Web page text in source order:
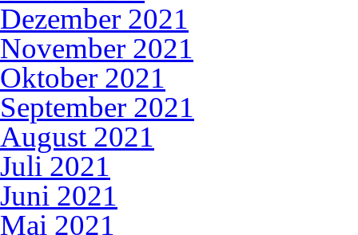
Dezember 2021
November 2021
Oktober 2021
September 2021
August 2021
Juli 2021
Juni 2021
Mai 2021